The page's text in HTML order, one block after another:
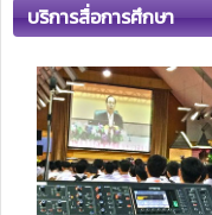
บริการสื่อการศึกษา